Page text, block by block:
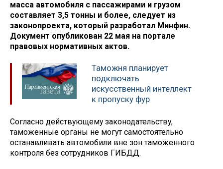
масса автомобиля с пассажирами и грузом
составляет 3,5 тонны и более, следует из
законопроекта, который разработал Минфин.
Документ опубликован 22 мая на портале
правовых нормативных актов.
Таможня планирует
подключать
искусственный интеллект
к пропуску фур
Согласно действующему законодательству,
таможенные органы не могут самостоятельно
останавливать автомобили вне зон таможенного
контроля без сотрудников ГИБДД.